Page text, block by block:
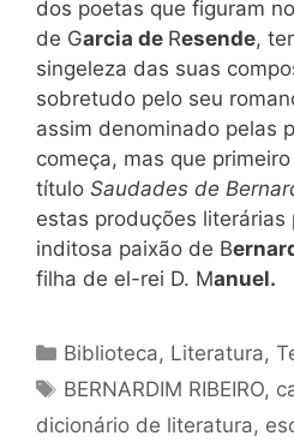
dos poetas que figuram no
de Garcia de Resende,
singeleza das suas
sobretudo pelo seu
assim denominado pelas
começa, mas que
título Saudades de
estas produções literárias
inditosa paixão de B
filha de el-rei D. Manuel.
Categorias
Biblioteca, Literatura,
Tags
BERNARDIM RIBEIRO,
dicionário de literatura,